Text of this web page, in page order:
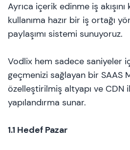
Ayrıca içerik edinme iş
kullanıma hazır bir iş ortağı
paylaşımı sistemi sunuyoruz.
Vodlix hem sadece saniyeler
geçmenizi sağlayan bir SAAS
özelleştirilmiş altyapı ve CDN
yapılandırma sunar.
1.1 Hedef Pazar